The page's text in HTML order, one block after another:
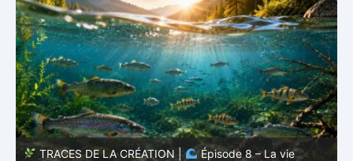
TRACES DE LA CRÉATION |
Épisode 7: La vie cachée